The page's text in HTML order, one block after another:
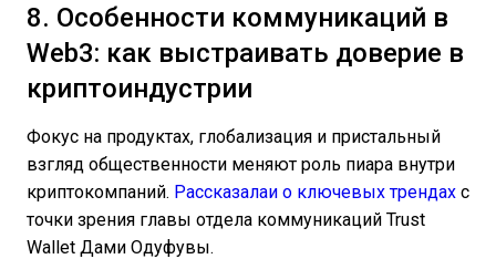
8. Особенности коммуникаций в
Web3: как выстраивать доверие в
криптоиндустрии
Фокус на продуктах, глобализация и пристальный
взгляд общественности меняют роль пиара внутри
криптокомпаний. Рассказалаи о ключевых трендах с
точки зрения главы отдела коммуникаций Trust
Wallet Дами Одуфувы.